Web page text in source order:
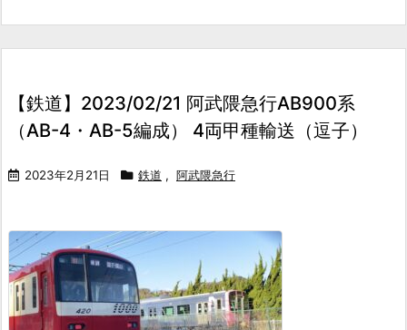
【鉄道】2023/02/21 阿武隈急行AB900系
（AB-4・AB-5編成） 4両甲種輸送（逗子）
2023年2月21日 鉄道 , 阿武隈急行